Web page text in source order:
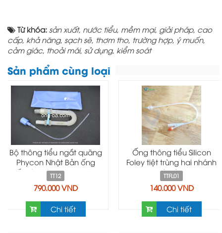
Từ khóa: sản xuất, nước tiểu, mềm mại, giải pháp, cao
cấp, khả năng, sạch sẽ, thơm tho, trường hợp, ý muốn,
cảm giác, thoải mái, sử dụng, kiểm soát
Sản phẩm cùng loại
Bộ thông tiểu ngắt quãng
Phycon Nhật Bản ống
gấp -Self Catheterization
TT12
790.000 VND
Chi tiết
Ống thông tiểu Silicon
Foley tiệt trùng hai nhánh
có bóng
TTFL01
140.000 VND
Chi tiết